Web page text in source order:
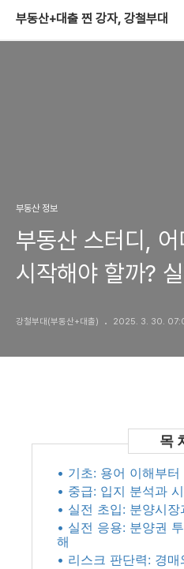
부동산+대출 찐 강자, 강철부대
부동산 정보
부동산 스터디, 어
시작해야 할까?
강철부대(부동산+대출) 2025. 3. 30.
• 기초: 용어 이해부
• 중급: 입지 분석과
• 실전 초입: 분양시
• 실전 응용: 분양권
해
• 리스크 판단력: 경